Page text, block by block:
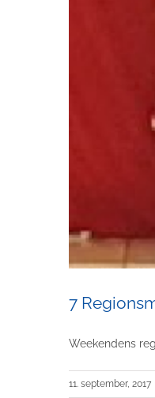
7
Weekendens
11. september, 2017